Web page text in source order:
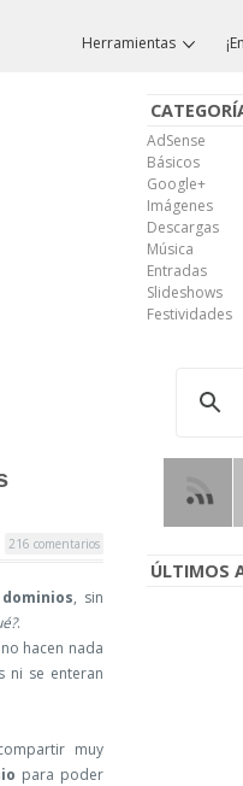
Herramientas
216 comentarios
, sin
.
hacen nada
ni se enteran
muy
para poder
AdSense
Básicos
Google+
Imágenes
Descargas
Música
Entradas
Slideshows
Festividades
ÚLTIMOS